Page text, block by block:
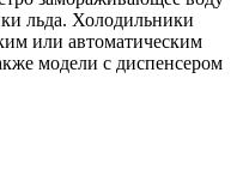
льда. Холодильники
или автоматическим
модели с диспенсером